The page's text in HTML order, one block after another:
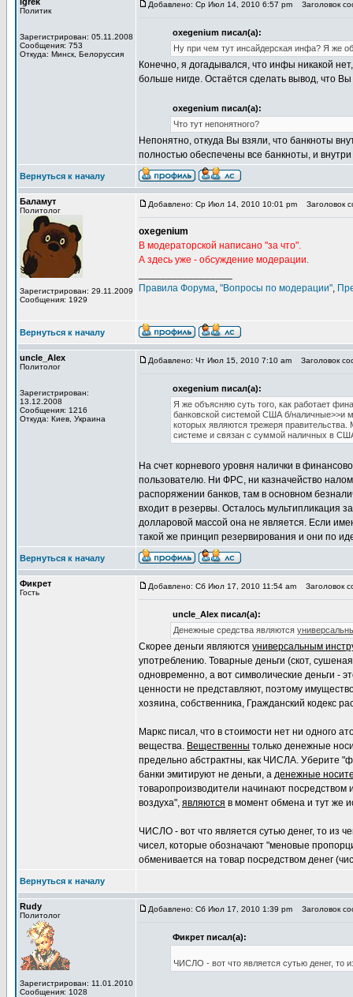
Политик
Зарегистрирован: 05.11.2008
Сообщения: 753
Откуда: Минск, Белоруссия
Добавлено: Ср Июл 14, 2010 6:57 pm Заголовок
oxegenium писал(а):
Ну при чем тут инсайдерская инфа? Я же
Конечно, я догадывался, что инфы никакой
больше нигде. Остаётся сделать вывод, что
oxegenium писал(а):
Что тут непонятного?
Непонятно, откуда Вы взяли, что банкноты
полностью обеспечены все банкноты, и
Вернуться к началу
Баламут
Политолог
Зарегистрирован: 29.11.2009
Сообщения: 1929
Добавлено: Ср Июл 14, 2010 10:01 pm Заголовок
oxegenium
В модераторской написано "за что".
А здесь уже - обсуждение модерации.
Правила Форума, "Вопросы по модерации",
Вернуться к началу
uncle_Alex
Политолог
Зарегистрирован:
13.12.2008
Сообщения: 1216
Откуда: Киев, Украина
Добавлено: Чт Июл 15, 2010 7:10 am Заголовок
oxegenium писал(а):
Я же объясняю суть того, как работает
банковской системой США б/наличные>>и
которых являются трежеря
системе и связан с суммой наличных в
На счет корневого уровня налички в
пользователю. Ни ФРС, ни казначейство
распоряжении банков, там в основном
входит в резервы. Осталось мультипликация
долларовой массой она не является. Если
такой же принцип резервирования и они по
Вернуться к началу
Фикрет
Гость
Добавлено: Сб Июл 17, 2010 11:54 am Заголовок
uncle_Alex писал(а):
Денежные средства являются
Скорее деньги являются универсальным
употреблению. Товарные деньги (скот,
одновременно, а вот символические деньги -
ценности не представляют, поэтому
хозяина, собственника, Гражданский кодекс
Маркс писал, что в стоимости нет ни одного
вещества. Вещественны только денежные
предельно абстрактны, как ЧИСЛА. Уберите
банки эмитируют не деньги, а денежные
товаропроизводители начинают
воздуха", являются в момент обмена и тут же
ЧИСЛО - вот что является сутью денег, то из
чисел, которые обозначают "меновые
обменивается на товар посредством денег
Вернуться к началу
Rudy
Политолог
Зарегистрирован: 11.01.2010
Сообщения: 1028
Добавлено: Сб Июл 17, 2010 1:39 pm Заголовок
Фикрет писал(а):
ЧИСЛО - вот что является сутью денег, то